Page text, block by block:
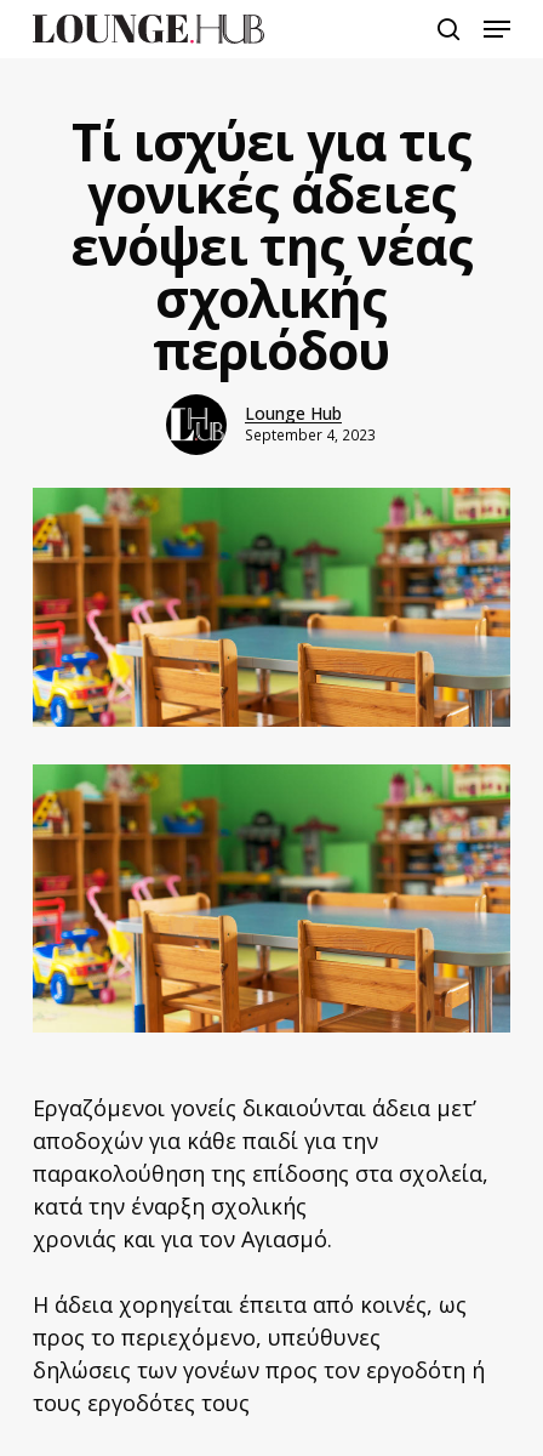
Menu
Τί ισχύει για τις
γονικές άδειες
ενόψει της νέας
σχολικής
περιόδου
Lounge Hub
September 4, 2023
Εργαζόμενοι γονείς δικαιούνται άδεια μετ’
αποδοχών για κάθε παιδί για την
παρακολούθηση της επίδοσης στα σχολεία,
κατά την έναρξη σχολικής
χρονιάς και για τον Αγιασμό.
Η άδεια χορηγείται έπειτα από κοινές, ως
προς το περιεχόμενο, υπεύθυνες
δηλώσεις των γονέων προς τον εργοδότη ή
τους εργοδότες τους